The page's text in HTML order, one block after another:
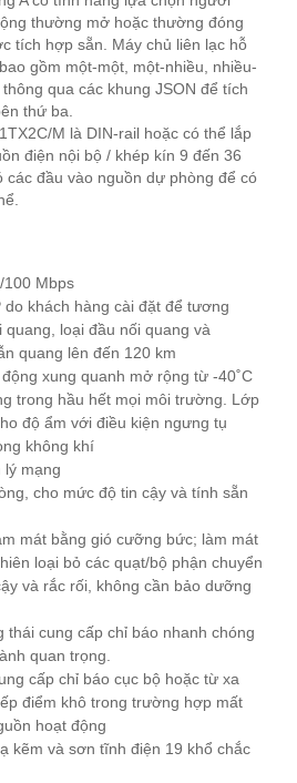
thường mở hoặc thường đóng
tích hợp sẵn. Máy chủ liên lạc hỗ
gồm một-một, một-nhiều, nhiều-
qua các khung JSON để tích
thứ ba.
M là DIN-rail hoặc có thể lắp
điện nội bộ / khép kín 9 đến 36
các đầu vào nguồn dự phòng để có
100 Mbps
do khách hàng cài đặt để tương
loại đầu nối quang và
quang lên đến 120 km
xung quanh mở rộng từ -40˚C
trong hầu hết mọi môi trường. Lớp
độ ẩm với điều kiện ngưng tụ
không khí
lý mạng
cho mức độ tin cậy và tính sẵn
mát bằng gió cưỡng bức; làm mát
loại bỏ các quạt/bộ phận chuyển
và rắc rối, không cần bảo dưỡng
thái cung cấp chỉ báo nhanh chóng
quan trọng.
cấp chỉ báo cục bộ hoặc từ xa
điểm khô trong trường hợp mất
hoạt động
kẽm và sơn tĩnh điện 19 khổ chắc